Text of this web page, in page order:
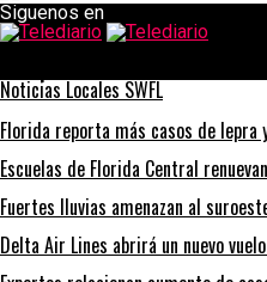
Siguenos en
Noticias Locales SWFL
Florida reporta más casos de lepra
Escuelas de Florida Central
Fuertes lluvias amenazan al
Delta Air Lines abrirá un nuevo